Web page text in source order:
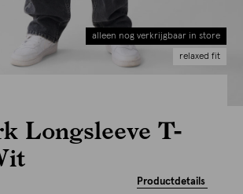
alleen nog verkrijgbaar in store
relaxed fit
Longsleeve T-
Productdetails